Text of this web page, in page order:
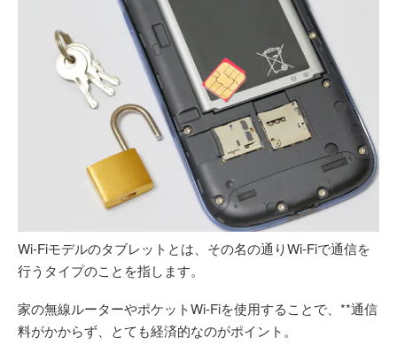
Wi-Fiモデルのタブレットとは、その名の通りWi-Fiで通信を
行うタイプのことを指します。
家の無線ルーターやポケットWi-Fiを使用することで、**通信
料がかからず、とても経済的なのがポイント。